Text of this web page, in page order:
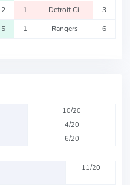
2 1 Detroit Ci 3
5 1 Rangers 6
10/20
4/20
6/20
11/20